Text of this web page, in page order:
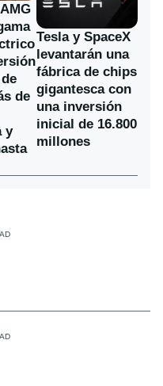
de
y
Tesla y SpaceX
levantarán una
fábrica de chips
gigantesca con
una inversión
inicial de 16.800
millones